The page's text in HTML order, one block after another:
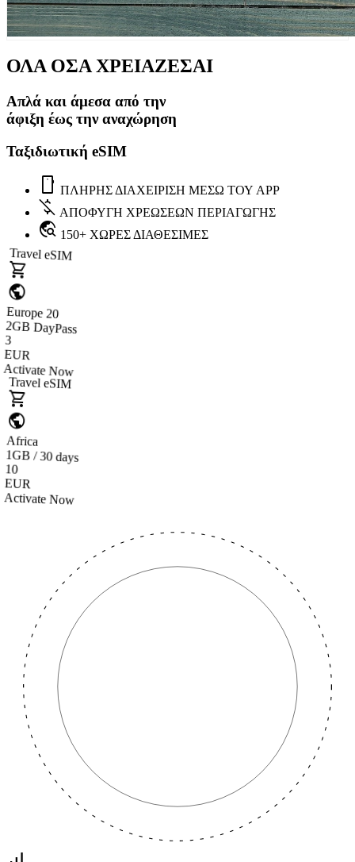
ΟΛΑ ΟΣΑ ΧΡΕΙΑΖΕΣΑΙ
Απλά και άμεσα από την
άφιξη έως τηναναχώρηση
Ταξιδιωτική eSIM
mobile ΠΛΗΡΗΣ ΔΙΑΧΕΙΡΙΣΗ ΜΕΣΩ ΤΟΥ APP
money_off ΑΠΟΦΥΓΗ ΧΡΕΩΣΕΩΝ ΠΕΡΙΑΓΩΓΗΣ
travel_explore 150+ ΧΩΡΕΣ ΔΙΑΘΕΣΙΜΕΣ
Travel eSIM
shopping_cart
public
Europe 20
2GB DayPass
3
EUR
Activate Now
Travel eSIM
shopping_cart
public
Africa
1GB / 30 days
10
EUR
Activate Now